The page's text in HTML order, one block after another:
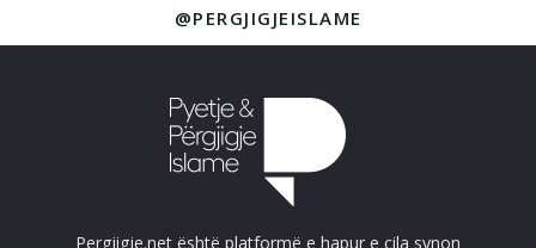
@PERGJIGJEISLAME
Pergjigje.net është platformë e hapur e cila synon